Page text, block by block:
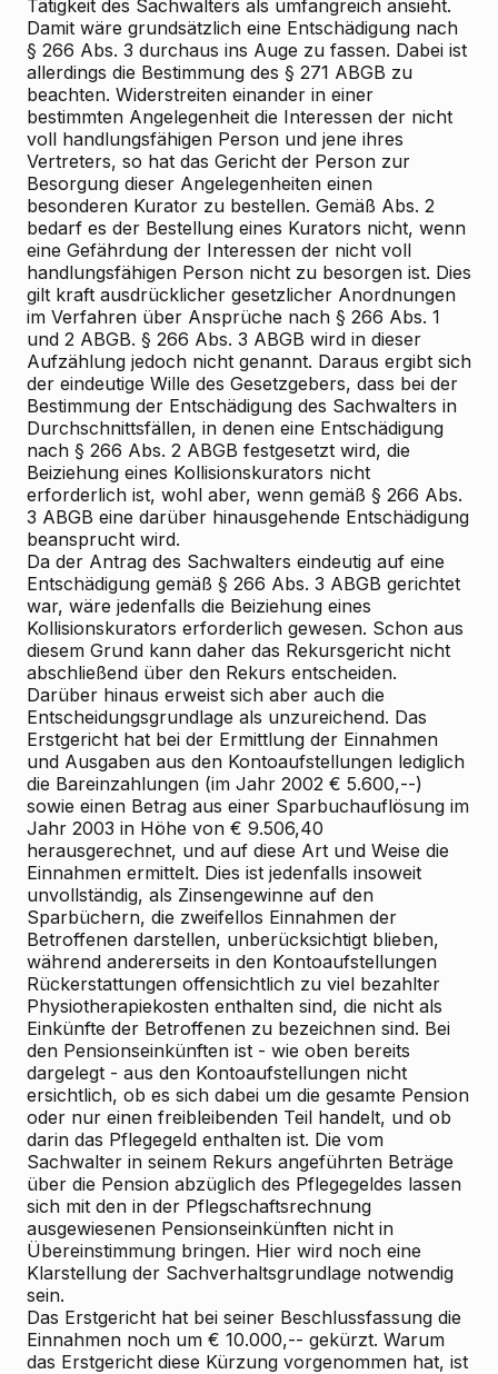
Tätigkeit des Sachwalters als umfangreich ansieht.
Damit wäre grundsätzlich eine Entschädigung nach
§ 266 Abs. 3 durchaus ins Auge zu fassen. Dabei ist
allerdings die Bestimmung des § 271 ABGB zu
beachten. Widerstreiten einander in einer
bestimmten Angelegenheit die Interessen der nicht
voll handlungsfähigen Person und jene ihres
Vertreters, so hat das Gericht der Person zur
Besorgung dieser Angelegenheiten einen
besonderen Kurator zu bestellen. Gemäß Abs. 2
bedarf es der Bestellung eines Kurators nicht, wenn
eine Gefährdung der Interessen der nicht voll
handlungsfähigen Person nicht zu besorgen ist. Dies
gilt kraft ausdrücklicher gesetzlicher Anordnungen
im Verfahren über Ansprüche nach § 266 Abs. 1
und 2 ABGB. § 266 Abs. 3 ABGB wird in dieser
Aufzählung jedoch nicht genannt. Daraus ergibt sich
der eindeutige Wille des Gesetzgebers, dass bei der
Bestimmung der Entschädigung des Sachwalters in
Durchschnittsfällen, in denen eine Entschädigung
nach § 266 Abs. 2 ABGB festgesetzt wird, die
Beiziehung eines Kollisionskurators nicht
erforderlich ist, wohl aber, wenn gemäß § 266 Abs.
3 ABGB eine darüber hinausgehende Entschädigung
beansprucht wird.
Da der Antrag des Sachwalters eindeutig auf eine
Entschädigung gemäß § 266 Abs. 3 ABGB gerichtet
war, wäre jedenfalls die Beiziehung eines
Kollisionskurators erforderlich gewesen. Schon aus
diesem Grund kann daher das Rekursgericht nicht
abschließend über den Rekurs entscheiden.
Darüber hinaus erweist sich aber auch die
Entscheidungsgrundlage als unzureichend. Das
Erstgericht hat bei der Ermittlung der Einnahmen
und Ausgaben aus den Kontoaufstellungen lediglich
die Bareinzahlungen (im Jahr 2002 € 5.600,--)
sowie einen Betrag aus einer Sparbuchauflösung im
Jahr 2003 in Höhe von € 9.506,40
herausgerechnet, und auf diese Art und Weise die
Einnahmen ermittelt. Dies ist jedenfalls insoweit
unvollständig, als Zinsengewinne auf den
Sparbüchern, die zweifellos Einnahmen der
Betroffenen darstellen, unberücksichtigt blieben,
während andererseits in den Kontoaufstellungen
Rückerstattungen offensichtlich zu viel bezahlter
Physiotherapiekosten enthalten sind, die nicht als
Einkünfte der Betroffenen zu bezeichnen sind. Bei
den Pensionseinkünften ist - wie oben bereits
dargelegt - aus den Kontoaufstellungen nicht
ersichtlich, ob es sich dabei um die gesamte Pension
oder nur einen freibleibenden Teil handelt, und ob
darin das Pflegegeld enthalten ist. Die vom
Sachwalter in seinem Rekurs angeführten Beträge
über die Pension abzüglich des Pflegegeldes lassen
sich mit den in der Pflegschaftsrechnung
ausgewiesenen Pensionseinkünften nicht in
Übereinstimmung bringen. Hier wird noch eine
Klarstellung der Sachverhaltsgrundlage notwendig
sein.
Das Erstgericht hat bei seiner Beschlussfassung die
Einnahmen noch um € 10.000,-- gekürzt. Warum
das Erstgericht diese Kürzung vorgenommen hat, ist